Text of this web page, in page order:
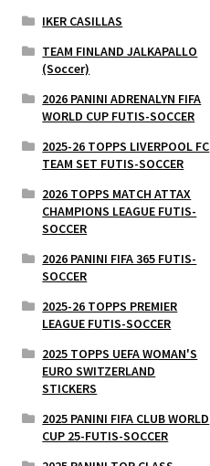
IKER CASILLAS
TEAM FINLAND JALKAPALLO
(Soccer)
2026 PANINI ADRENALYN FIFA
WORLD CUP FUTIS-SOCCER
2025-26 TOPPS LIVERPOOL FC
TEAM SET FUTIS-SOCCER
2026 TOPPS MATCH ATTAX
CHAMPIONS LEAGUE FUTIS-
SOCCER
2026 PANINI FIFA 365 FUTIS-
SOCCER
2025-26 TOPPS PREMIER
LEAGUE FUTIS-SOCCER
2025 TOPPS UEFA WOMAN'S
EURO SWITZERLAND
STICKERS
2025 PANINI FIFA CLUB WORLD
CUP 25-FUTIS-SOCCER